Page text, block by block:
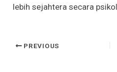
lebih sejahtera secara
PostPREVIOUS